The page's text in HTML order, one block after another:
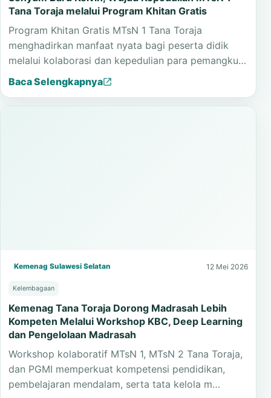
Tana Toraja melalui Program Khitan Gratis
Program Khitan Gratis MTsN 1 Tana Toraja
menghadirkan manfaat nyata bagi peserta didik
melalui kolaborasi dan kepedulian para pemangku…
Baca Selengkapnya
Kemenag Sulawesi Selatan 12 Mei 2026
Kelembagaan
Kemenag Tana Toraja Dorong Madrasah Lebih
Kompeten Melalui Workshop KBC, Deep Learning
dan Pengelolaan Madrasah
Workshop kolaboratif MTsN 1, MTsN 2 Tana Toraja,
dan PGMI memperkuat kompetensi pendidikan,
pembelajaran mendalam, serta tata kelola m…